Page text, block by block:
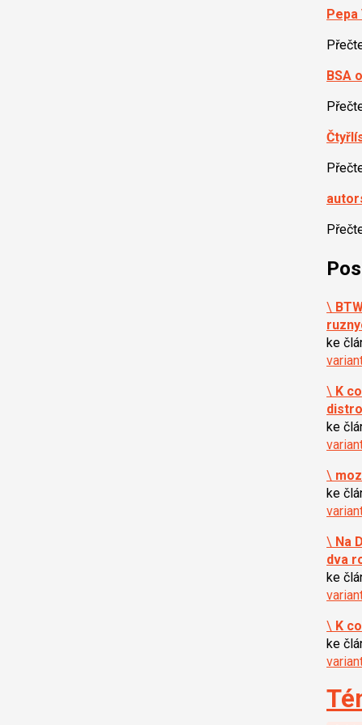
BSA
\
ke
\ K
ke
\
ke
\ Na
dva
ke
\ K
ke